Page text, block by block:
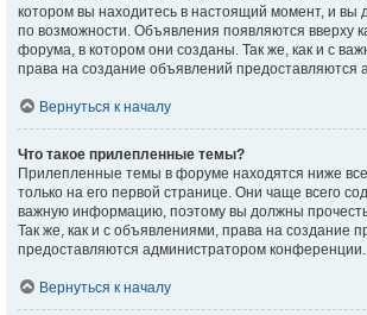
котором вы находитесь в настоящий момент, и вы
по возможности. Объявления появляются вверху
форума, в котором они созданы. Так же, как и с
права на создание объявлений предоставляются
Вернуться к началу
Что такое прилепленные темы?
Прилепленные темы в форуме находятся ниже
только на его первой странице. Они чаще всего
важную информацию, поэтому вы должны
Так же, как и с объявлениями, права на создание
предоставляются администратором конференции.
Вернуться к началу